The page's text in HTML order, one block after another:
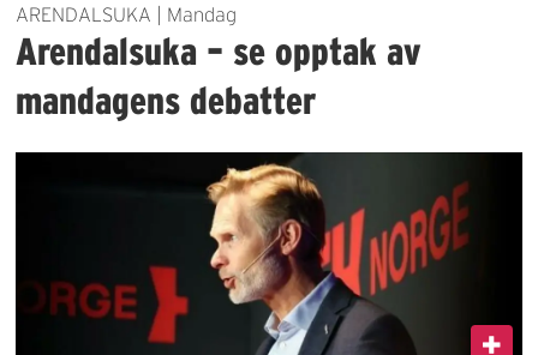
ARENDALSUKA | Mandag
Arendalsuka – se opptak av
mandagens debatter